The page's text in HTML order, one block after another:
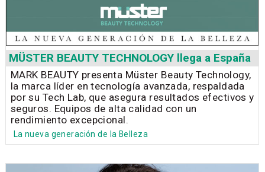
MÜSTER BEAUTY TECHNOLOGY llega a España
MARK BEAUTY presenta Müster Beauty Technology,
la marca líder en tecnología avanzada, respaldada
por su Tech Lab, que asegura resultados efectivos y
seguros. Equipos de alta calidad con un
rendimiento excepcional.
La nueva generación de la Belleza